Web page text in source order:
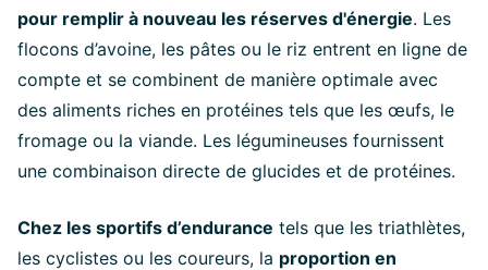
pour remplir à nouveau les réserves d'énergie. Les
flocons d’avoine, les pâtes ou le riz entrent en ligne de
compte et se combinent de manière optimale avec
des aliments riches en protéines tels que les œufs, le
fromage ou la viande. Les légumineuses fournissent
une combinaison directe de glucides et de protéines.
Chez les sportifs d’endurance tels que les triathlètes,
les cyclistes ou les coureurs, la proportion en